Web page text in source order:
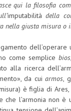
qui la filosofia
imputabilitàdella
nella giusta misura o
come semplice bios
alla ricerca
da cuiarmos,
è figlia di
che l’armonia non è